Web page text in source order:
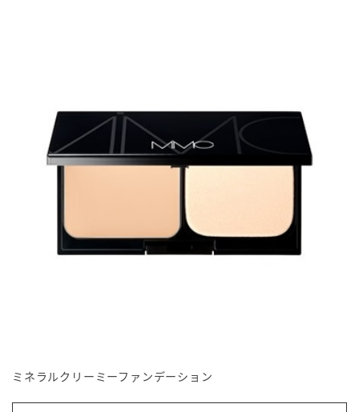
ミネラルクリーミーファンデーション